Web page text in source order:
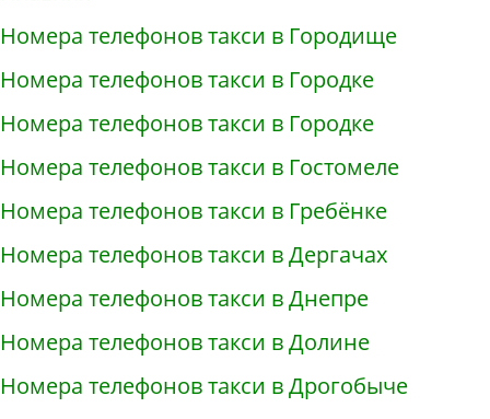
Номера телефонов такси в Городище
Номера телефонов такси в Городке
Номера телефонов такси в Городке
Номера телефонов такси в Гостомеле
Номера телефонов такси в Гребёнке
Номера телефонов такси в Дергачах
Номера телефонов такси в Днепре
Номера телефонов такси в Долине
Номера телефонов такси в Дрогобыче